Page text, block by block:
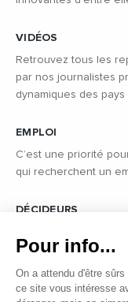
VIDÉOS
Retrouvez tous les
par nos journalistes
dynamiques des
EMPLOI
C’est une priorité
qui recherchent un
DÉCIDEURS
politique des pays
Pour info...
On a attendu d'être
ce site vous intéresse